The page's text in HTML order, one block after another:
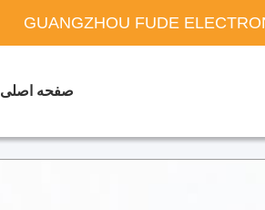
GUANGZHOU FUDE
صفحه اصلی